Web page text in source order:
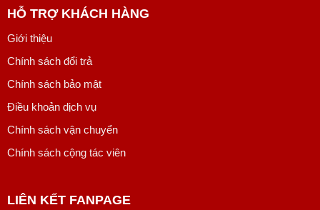
HỖ TRỢ KHÁCH HÀNG
Giới thiệu
Chính sách đổi trả
Chính sách bảo mật
Điều khoản dịch vụ
Chính sách vận chuyển
Chính sách cộng tác viên
LIÊN KẾT FANPAGE